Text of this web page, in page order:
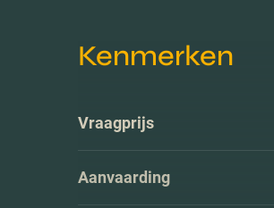
Kenmerken
Vraagprijs
Aanvaarding